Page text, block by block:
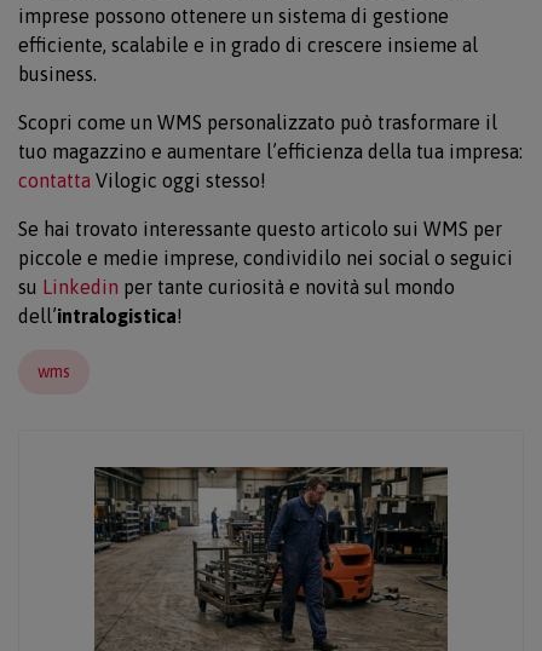
imprese possono ottenere un sistema di gestione
efficiente, scalabile e in grado di crescere insieme al
business.
Scopri come un WMS personalizzato può trasformare il
tuo magazzino e aumentare l’efficienza della tua impresa:
contatta Vilogic oggi stesso!
Se hai trovato interessante questo articolo sui WMS per
piccole e medie imprese, condividilo nei social o seguici
su Linkedin per tante curiosità e novità sul mondo
dell’intralogistica!
wms